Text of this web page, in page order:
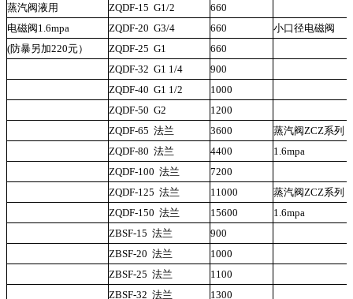
蒸汽阀液用
ZQDF-15 G1/2
660
电磁阀1.6mpa
ZQDF-20 G3/4 660
小口径电磁阀
(防暴另加220元）
ZQDF-25 G1
660
ZQDF-32 G1 1/4
900
ZQDF-40 G1 1/2
1000
ZQDF-50 G2
1200
ZQDF-65 法兰 3600
蒸汽阀ZCZ系列
ZQDF-80 法兰 4400
1.6mpa
ZQDF-100 法兰
7200
ZQDF-125 法兰 11000
蒸汽阀ZCZ系列
ZQDF-150 法兰 15600
1.6mpa
ZBSF-15 法兰
900
ZBSF-20 法兰
1000
ZBSF-25 法兰
1100
ZBSF-32 法兰
1300